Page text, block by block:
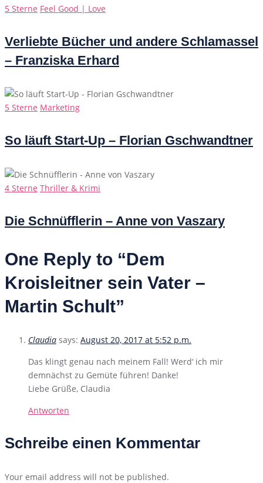
Categories
5 Sterne Feel Good | Love
Verliebte Bücher und andere Schlamassel
– Franziska Erhard
Categories
5 Sterne Marketing
So läuft Start-Up – Florian Gschwandtner
Categories
4 Sterne Thriller & Krimi
Die Schnüfflerin – Anne von Vaszary
One Reply to “Dem
Kroisleitner sein Vater –
Martin Schult”
Claudia says: August 20, 2017 at 5:52 p.m.
Das klingt genau nach meinem Fall! Werd‘ ich mir
demnächst zu Gemüte führen! Danke!
Liebe Grüße, Claudia
Antworten
Schreibe einen Kommentar
Your email address will not be published.